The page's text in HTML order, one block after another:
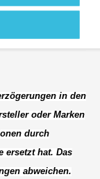
in den
oder Marken
durch
ersetzt hat. Das
abweichen.